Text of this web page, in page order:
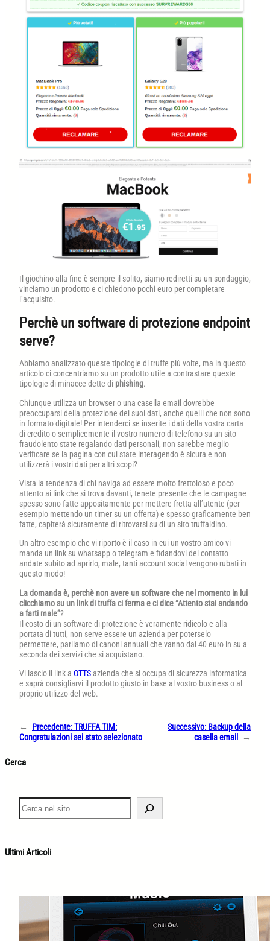
Il giochino alla fine è sempre il solito, siamo rediretti su un sondaggio,
vinciamo un prodotto e ci chiedono pochi euro per completare
l’acquisito.
Perchè un software di protezione endpoint
serve?
Abbiamo analizzato queste tipologie di truffe più volte, ma in questo
articolo ci concentriamo su un prodotto utile a contrastare queste
tipologie di minacce dette di phishing.
Chiunque utilizza un browser o una casella email dovrebbe
preoccuparsi della protezione dei suoi dati, anche quelli che non sono
in formato digitale! Per intenderci se inserite i dati della vostra carta
di credito o semplicemente il vostro numero di telefono su un sito
fraudolento state regalando dati personali, non sarebbe meglio
verificare se la pagina con cui state interagendo è sicura e non
utilizzerà i vostri dati per altri scopi?
Vista la tendenza di chi naviga ad essere molto frettoloso e poco
attento ai link che si trova davanti, tenete presente che le campagne
spesso sono fatte appositamente per mettere fretta all’utente (per
esempio mettendo un timer su un offerta) e spesso graficamente ben
fatte, capiterà sicuramente di ritrovarsi su di un sito truffaldino.
Un altro esempio che vi riporto è il caso in cui un vostro amico vi
manda un link su whatsapp o telegram e fidandovi del contatto
andate subito ad aprirlo, male, tanti account social vengono rubati in
questo modo!
La domanda è, perchè non avere un software che nel momento in lui
clicchiamo su un link di truffa ci ferma e ci dice “Attento stai andando
a farti male”?
Il costo di un software di protezione è veramente ridicolo e alla
portata di tutti, non serve essere un azienda per poterselo
permettere, parliamo di canoni annuali che vanno dai 40 euro in su a
seconda dei servizi che si acquistano.
Vi lascio il link a OTTS azienda che si occupa di sicurezza informatica
e saprà consigliarvi il prodotto giusto in base al vostro business o al
proprio utilizzo del web.
← Precedente:TRUFFA TIM:
Congratulazioni sei stato selezionato
Successivo: Backup della
casella email
→
Cerca
S
e
a
h
Ultimi Articoli